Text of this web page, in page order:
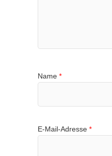
Name *
E-Mail-Adresse *